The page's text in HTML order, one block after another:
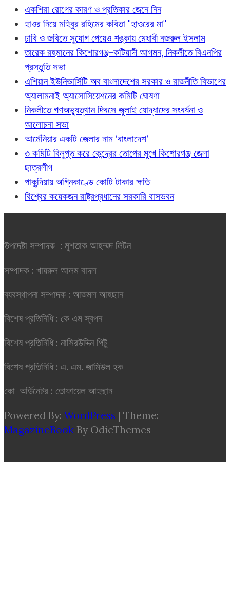
একশিরা রোগের কারণ ও প্রতিকার জেনে নিন
হাওর নিয়ে মহিবুর রহিমের কবিতা "হাওরের মা"
ঢাবি ও জবিতে সুযোগ পেয়েও শঙ্কায় মেধাবী নজরুল ইসলাম
তারেক রহমানের কিশোরগঞ্জ-কটিয়াদী আগমন, নিকলীতে বিএনপির
প্রস্তুতি সভা
এশিয়ান ইউনিভার্সিটি অব বাংলাদেশের সরকার ও রাজনীতি বিভাগের
অ্যালামনাই অ্যাসোসিয়েশনের কমিটি ঘোষণা
নিকলীতে গণঅভ্যুত্থান দিবসে জুলাই যোদ্ধাদের সংবর্ধনা ও
আলোচনা সভা
আর্মেনিয়ার একটি জেলার নাম ‘বাংলাদেশ’
৩ কমিটি বিলুপ্ত করে কেন্দ্রের তোপের মুখে কিশোরগঞ্জ জেলা
ছাত্রলীগ
পাকুন্দিয়ায় অগ্নিকাণ্ডে কোটি টাকার ক্ষতি
বিশ্বের কয়েকজন রাষ্ট্রপ্রধানের সরকারি বাসভবন
উপদেষ্টা সম্পাদক : মুশতাক আহম্মদ লিটন
সম্পাদক : খায়রুল আলম বাদল
ব্যবস্থাপনা সম্পাদক : আজমল আহছান
বিশেষ প্রতিনিধি : কে এম স্বপন
বিশেষ প্রতিনিধি : নাসিরউদ্দিন পিটু
বিশেষ প্রতিনিধি : এ. এম. জামিউল হক
কো-অর্ডিনেটর : তোফায়েল আহছান
Powered By: WordPress | Theme:
MagazineBook By OdieThemes